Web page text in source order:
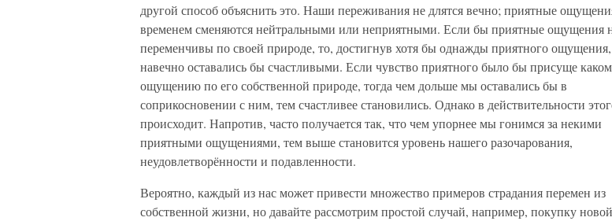
другой способ объяснить это. Наши переживания не длятся вечно; приятные
временем сменяются нейтральными или неприятными. Если бы приятные ощущения
переменчивы по своей природе, то, достигнув хотя бы однажды приятного
навечно оставались бы счастливыми. Если чувство приятного было бы присуще
ощущению по его собственной природе, тогда чем дольше мы оставались бы в
соприкосновении с ним, тем счастливее становились. Однако в действительности
происходит. Напротив, часто получается так, что чем упорнее мы гонимся за некими
приятными ощущениями, тем выше становится уровень нашего разочарования,
неудовлетворённости и подавленности.
Вероятно, каждый из нас может привести множество примеров страдания перемен из
собственной жизни, но давайте рассмотрим простой случай, например, покупку новой